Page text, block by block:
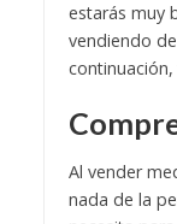
estarás muy
vendiendo
Al vender
nada de la